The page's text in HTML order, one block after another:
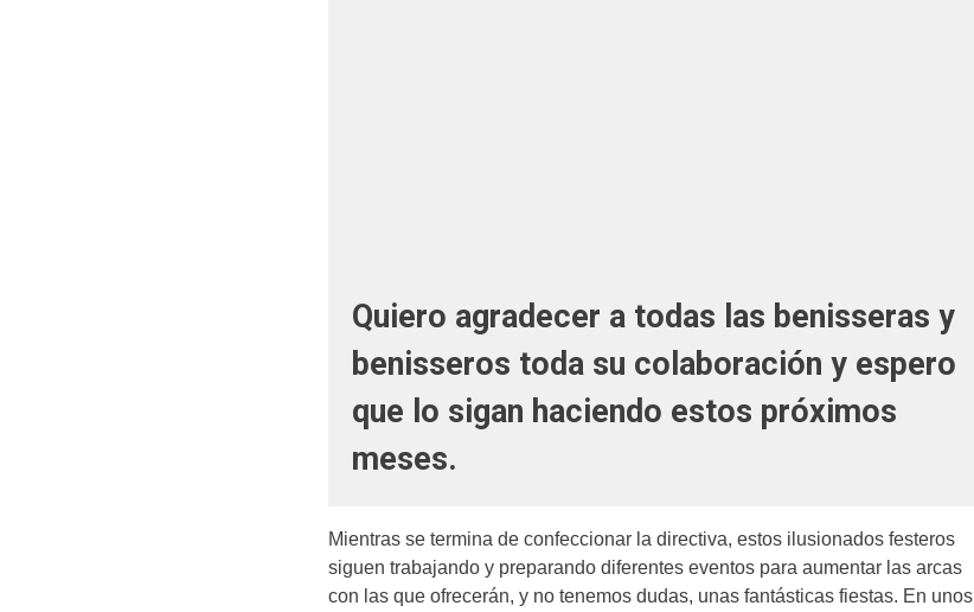
Quiero agradecer a todas las benisseras y
benisseros toda su colaboración y espero
que lo sigan haciendo estos próximos
meses.
Mientras se termina de confeccionar la directiva, estos ilusionados festeros
siguen trabajando y preparando diferentes eventos para aumentar las arcas
con las que ofrecerán, y no tenemos dudas, unas fantásticas fiestas. En unos